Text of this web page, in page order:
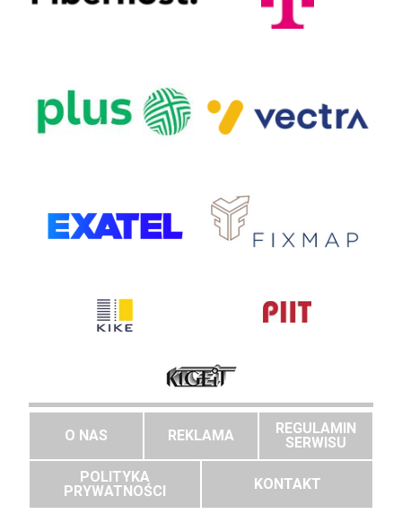
O NAS REKLAMA
REGULAMIN
SERWISU
POLITYKA
PRYWATNOŚCI
KONTAKT